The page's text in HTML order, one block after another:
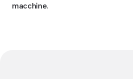
macchine.